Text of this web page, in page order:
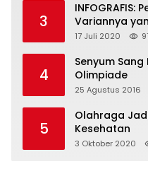
3
INFOGRAFIS:
Variannya
17 Juli 2020
4
Senyum
Olimpiade
25 Agustus 2016
5
Olahraga
Kesehatan
3 Oktober 2020